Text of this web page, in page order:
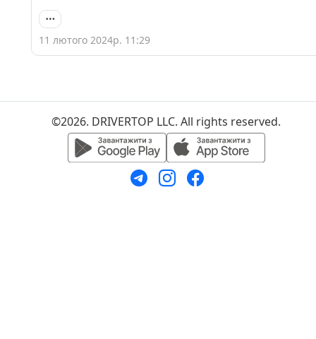
11 лютого 2024р. 11:29
©2026. DRIVERTOP LLC. All rights reserved.